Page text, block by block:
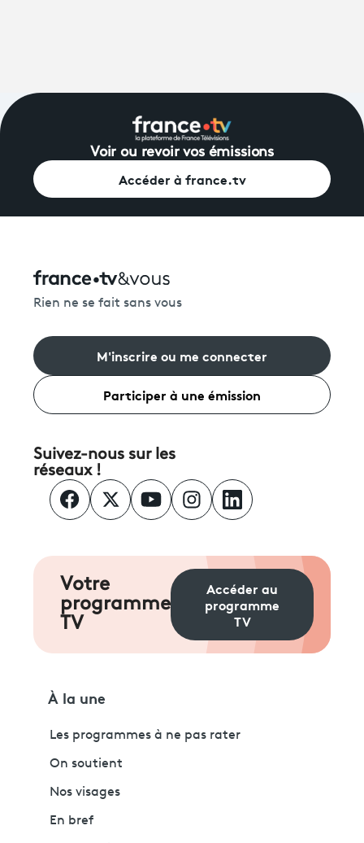
Voir ou revoir vos émissions
Accéder à france.tv
Rien ne se fait sans vous
M'inscrire ou me connecter
Participer à une émission
Suivez-nous sur les
réseaux !
Votre
programme
TV
Accéder au
programme
TV
À la une
Les programmes à ne pas rater
On soutient
Nos visages
En bref